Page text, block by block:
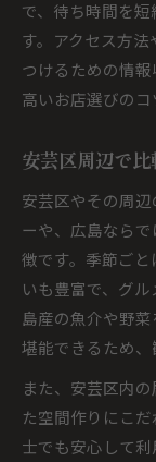
で、待ち時間を
す。アクセス方
つけるための情
高いお店選びのコ
安芸区周辺で
安芸区やその周
ーや、広島なら
徴です。季節ご
いも豊富で、グ
島産の魚介や野
堪能できるため、
また、安芸区内
た空間作りにこ
士でも安心して